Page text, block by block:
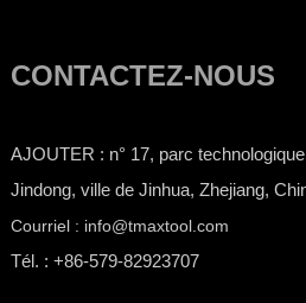
CONTACTEZ-NOUS
AJOUTER : n° 17, parc
Jindong, ville de Jinhua, Zhejiang,
Courriel : info@tmaxtool.com
Tél. : +86-579-82923707